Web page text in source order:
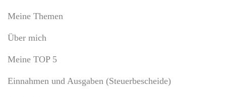
Meine Themen
Über mich
Meine TOP 5
Einnahmen und Ausgaben (Steuerbescheide)